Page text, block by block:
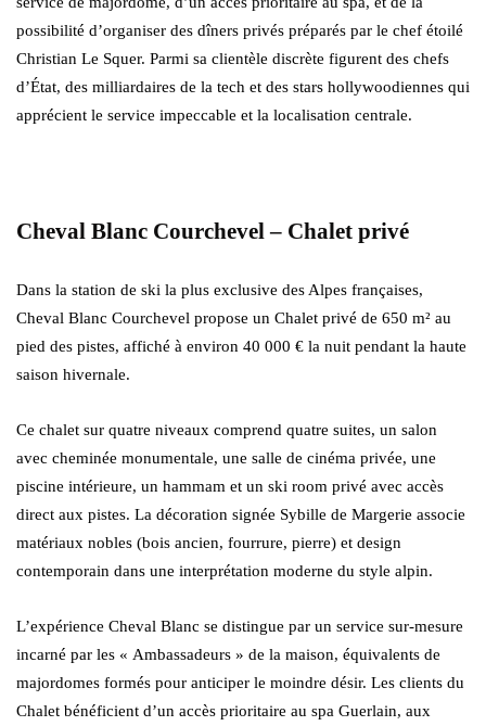
possibilité d’organiser des dîners privés préparés par le chef étoilé
Christian Le Squer. Parmi sa clientèle discrète figurent des chefs
d’État, des milliardaires de la tech et des stars hollywoodiennes qui
apprécient le service impeccable et la localisation centrale.
Cheval Blanc Courchevel – Chalet privé
Dans la station de ski la plus exclusive des Alpes françaises,
Cheval Blanc Courchevel propose un Chalet privé de 650 m² au
pied des pistes, affiché à environ 40 000 € la nuit pendant la haute
saison hivernale.
Ce chalet sur quatre niveaux comprend quatre suites, un salon
avec cheminée monumentale, une salle de cinéma privée, une
piscine intérieure, un hammam et un ski room privé avec accès
direct aux pistes. La décoration signée Sybille de Margerie associe
matériaux nobles (bois ancien, fourrure, pierre) et design
contemporain dans une interprétation moderne du style alpin.
L’expérience Cheval Blanc se distingue par un service sur-mesure
incarné par les « Ambassadeurs » de la maison, équivalents de
majordomes formés pour anticiper le moindre désir. Les clients du
Chalet bénéficient d’un accès prioritaire au spa Guerlain, aux